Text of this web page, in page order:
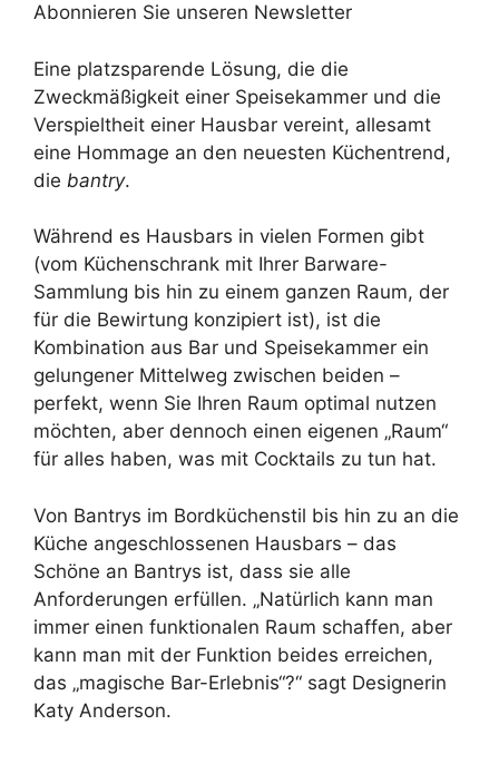
Abonnieren Sie unseren Newsletter
Eine platzsparende Lösung, die die
Zweckmäßigkeit einer Speisekammer und die
Verspieltheit einer Hausbar vereint, allesamt
eine Hommage an den neuesten Küchentrend,
die bantry.
Während es Hausbars in vielen Formen gibt
(vom Küchenschrank mit Ihrer Barware-
Sammlung bis hin zu einem ganzen Raum, der
für die Bewirtung konzipiert ist), ist die
Kombination aus Bar und Speisekammer ein
gelungener Mittelweg zwischen beiden –
perfekt, wenn Sie Ihren Raum optimal nutzen
möchten, aber dennoch einen eigenen „Raum“
für alles haben, was mit Cocktails zu tun hat.
Von Bantrys im Bordküchenstil bis hin zu an die
Küche angeschlossenen Hausbars – das
Schöne an Bantrys ist, dass sie alle
Anforderungen erfüllen. „Natürlich kann man
immer einen funktionalen Raum schaffen, aber
kann man mit der Funktion beides erreichen,
das „magische Bar-Erlebnis“?“ sagt Designerin
Katy Anderson.